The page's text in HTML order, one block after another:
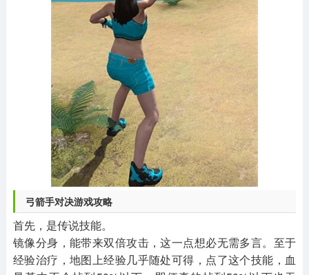
弓箭手对决游戏攻略
首先，是传说技能。
镜像分身，能带来双倍攻击，这一点想必无需多言。至于
经验治疗，地图上经验几乎随处可得，点了这个技能，血